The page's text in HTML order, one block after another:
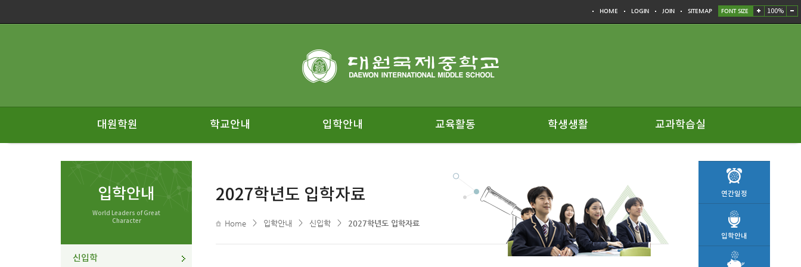
HOME LOGIN JOIN SITEMAP FONT SIZE 100%
대원학원 학교안내 입학안내 교육활동 학생생활 교과학습실
연간일정
입학안내
입학안내
World Leaders of Great
Character
신입학
2027학년도 입학자료
Home > 입학안내 > 신입학 > 2027학년도 입학자료